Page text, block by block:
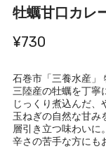
牡蠣甘口カレ
¥730
石巻市「三養水産」
三陸産の牡蠣を丁寧
じっくり煮込んだ、
玉ねぎの自然な甘み
層引き立つ味わいに。
辛さの苦手な方に